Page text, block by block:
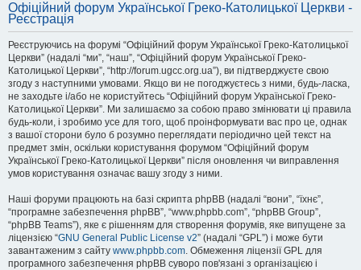
Офіційний форум Української Греко-Католицької Церкви -
Реєстрація
Реєструючись на форумі “Офіційний форум Української Греко-Католицької
Церкви” (надалі “ми”, “наш”, “Офіційний форум Української Греко-
Католицької Церкви”, “http://forum.ugcc.org.ua”), ви підтверджуєте свою
згоду з наступними умовами. Якщо ви не погоджуєтесь з ними, будь-ласка,
не заходьте і/або не користуйтесь “Офіційний форум Української Греко-
Католицької Церкви”. Ми залишаємо за собою право змінювати ці правила
будь-коли, і зробимо усе для того, щоб проінформувати вас про це, однак
з вашої сторони було б розумно переглядати періодично цей текст на
предмет змін, оскільки користування форумом “Офіційний форум
Української Греко-Католицької Церкви” після оновлення чи виправлення
умов користування означає вашу згоду з ними.
Наші форуми працюють на базі скрипта phpBB (надалі “вони”, “їхнє”,
“програмне забезпечення phpBB”, “www.phpbb.com”, “phpBB Group”,
“phpBB Teams”), яке є рішенням для створення форумів, яке випущене за
ліцензією “GNU General Public License v2” (надалі “GPL”) і може бути
завантаженим з сайту www.phpbb.com. Обмеження ліцензії GPL для
програмного забезпечення phpBB суворо пов'язані з організацією і